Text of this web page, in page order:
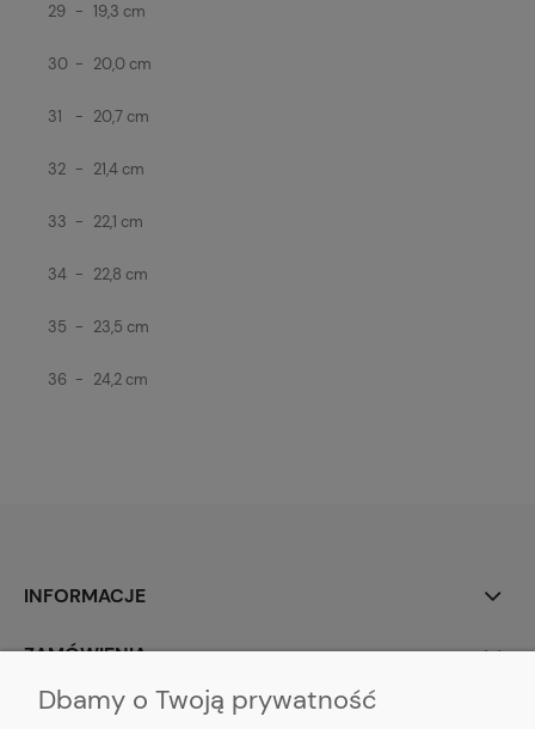
29 - 19,3 cm
30 - 20,0 cm
31 - 20,7 cm
32 - 21,4 cm
33 - 22,1 cm
34 - 22,8 cm
35 - 23,5 cm
36 - 24,2 cm
INFORMACJE
ZAMÓWIENIA
TWOJE KONTO
Dbamy o Twoją prywatność